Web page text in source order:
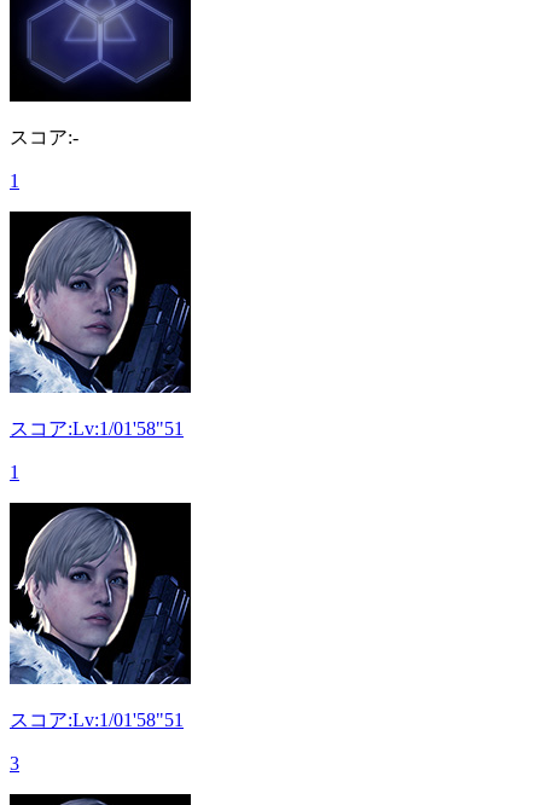
スコア:-
1
スコア:Lv:1/01'58"51
1
スコア:Lv:1/01'58"51
3